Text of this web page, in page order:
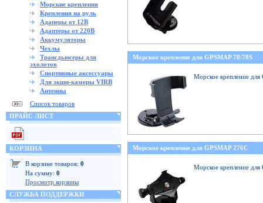
Морские крепления
Крепления на руль
Адаперы от 12В
Адаптеры от 220В
Аккумуляторы
Чехлы
Трансдьюсеры для
эхолотов
Спортивные аксессуары
Для экшн-камеры VIRB
Антенны
Список товаров
ПРАЙС ЛИСТ
КОРЗИНА
В корзине товаров: 0
На сумму: 0
Просмотр корзины
СЛУЖБА ПОДДЕРЖКИ
Морское крепление для GPSMAP 78/78S
Морское крепление
Морское крепление для GPSMAP 276C
Морское крепление